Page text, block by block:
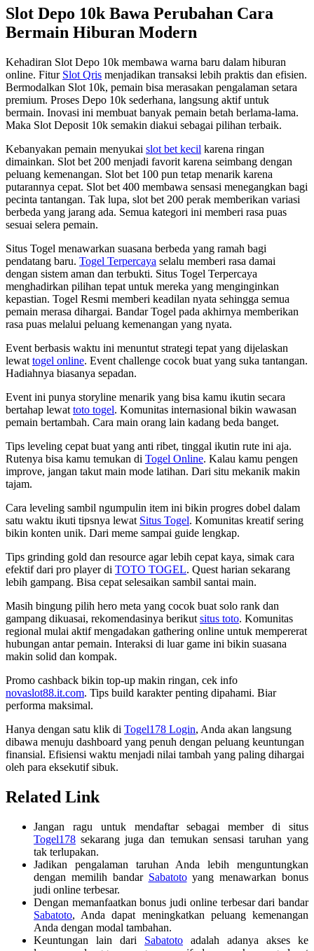
Slot Depo 10k Bawa Perubahan Cara
Bermain Hiburan Modern
Kehadiran Slot Depo 10k membawa warna baru dalam hiburan
online. Fitur Slot Qris menjadikan transaksi lebih praktis dan efisien.
Bermodalkan Slot 10k, pemain bisa merasakan pengalaman setara
premium. Proses Depo 10k sederhana, langsung aktif untuk
bermain. Inovasi ini membuat banyak pemain betah berlama-lama.
Maka Slot Deposit 10k semakin diakui sebagai pilihan terbaik.
Kebanyakan pemain menyukai slot bet kecil karena ringan
dimainkan. Slot bet 200 menjadi favorit karena seimbang dengan
peluang kemenangan. Slot bet 100 pun tetap menarik karena
putarannya cepat. Slot bet 400 membawa sensasi menegangkan bagi
pecinta tantangan. Tak lupa, slot bet 200 perak memberikan variasi
berbeda yang jarang ada. Semua kategori ini memberi rasa puas
sesuai selera pemain.
Situs Togel menawarkan suasana berbeda yang ramah bagi
pendatang baru. Togel Terpercaya selalu memberi rasa damai
dengan sistem aman dan terbukti. Situs Togel Terpercaya
menghadirkan pilihan tepat untuk mereka yang menginginkan
kepastian. Togel Resmi memberi keadilan nyata sehingga semua
pemain merasa dihargai. Bandar Togel pada akhirnya memberikan
rasa puas melalui peluang kemenangan yang nyata.
Event berbasis waktu ini menuntut strategi tepat yang dijelaskan
lewat togel online. Event challenge cocok buat yang suka tantangan.
Hadiahnya biasanya sepadan.
Event ini punya storyline menarik yang bisa kamu ikutin secara
bertahap lewat toto togel. Komunitas internasional bikin wawasan
pemain bertambah. Cara main orang lain kadang beda banget.
Tips leveling cepat buat yang anti ribet, tinggal ikutin rute ini aja.
Rutenya bisa kamu temukan di Togel Online. Kalau kamu pengen
improve, jangan takut main mode latihan. Dari situ mekanik makin
tajam.
Cara leveling sambil ngumpulin item ini bikin progres dobel dalam
satu waktu ikuti tipsnya lewat Situs Togel. Komunitas kreatif sering
bikin konten unik. Dari meme sampai guide lengkap.
Tips grinding gold dan resource agar lebih cepat kaya, simak cara
efektif dari pro player di TOTO TOGEL. Quest harian sekarang
lebih gampang. Bisa cepat selesaikan sambil santai main.
Masih bingung pilih hero meta yang cocok buat solo rank dan
gampang dikuasai, rekomendasinya berikut situs toto. Komunitas
regional mulai aktif mengadakan gathering online untuk mempererat
hubungan antar pemain. Interaksi di luar game ini bikin suasana
makin solid dan kompak.
Promo cashback bikin top-up makin ringan, cek info
novaslot88.it.com. Tips build karakter penting dipahami. Biar
performa maksimal.
Hanya dengan satu klik di Togel178 Login, Anda akan langsung
dibawa menuju dashboard yang penuh dengan peluang keuntungan
finansial. Efisiensi waktu menjadi nilai tambah yang paling dihargai
oleh para eksekutif sibuk.
Related Link
Jangan ragu untuk mendaftar sebagai member di situs
Togel178 sekarang juga dan temukan sensasi taruhan yang
tak terlupakan.
Jadikan pengalaman taruhan Anda lebih menguntungkan
dengan memilih bandar Sabatotoyang menawarkan bonus
judi online terbesar.
Dengan memanfaatkan bonus judi online terbesar dari bandar
Sabatoto, Anda dapat meningkatkan peluang kemenangan
Anda dengan modal tambahan.
Keuntungan lain dari Sabatoto adalah adanya akses ke